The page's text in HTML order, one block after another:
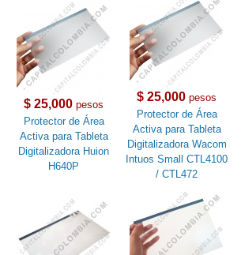
$ 25,000 pesos
Protector de Área
Activa para Tableta
Digitalizadora Huion
H640P
$ 25,000 pesos
Protector de Área
Activa para Tableta
Digitalizadora Wacom
Intuos Small CTL4100
/ CTL472